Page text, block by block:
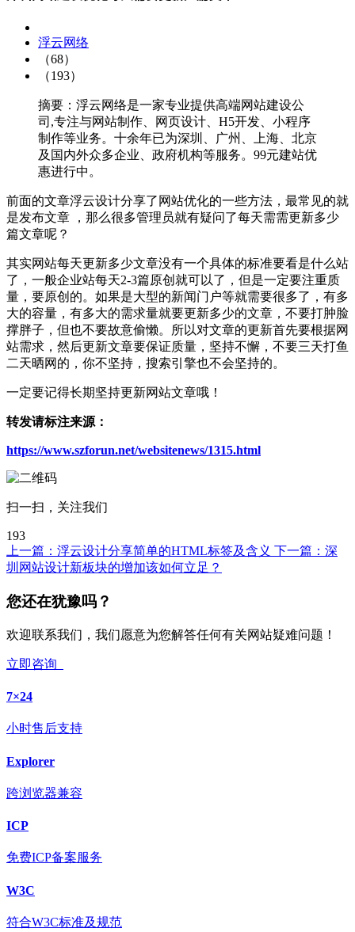
浮云网络
（68）
（193）
摘要：浮云网络是一家专业提供高端网站建设公
司,专注与网站制作、网页设计、H5开发、小程序
制作等业务。十余年已为深圳、广州、上海、北京
及国内外众多企业、政府机构等服务。99元建站优
惠进行中。
前面的文章浮云设计分享了网站优化的一些方法，最常见的就
是发布文章 ，那么很多管理员就有疑问了每天需需更新多少
篇文章呢？
其实网站每天更新多少文章没有一个具体的标准要看是什么站
了，一般企业站每天2-3篇原创就可以了，但是一定要注重质
量，要原创的。如果是大型的新闻门户等就需要很多了，有多
大的容量，有多大的需求量就要更新多少的文章，不要打肿脸
撑胖子，但也不要故意偷懒。所以对文章的更新首先要根据网
站需求，然后更新文章要保证质量，坚持不懈，不要三天打鱼
二天晒网的，你不坚持，搜索引擎也不会坚持的。
一定要记得长期坚持更新网站文章哦！
转发请标注来源：
https://www.szforun.net/websitenews/1315.html
扫一扫，关注我们
193
上一篇： 浮云设计分享简单的HTML标签及含义 下一篇： 深
圳网站设计新板块的增加该如何立足？
您还在犹豫吗？
欢迎联系我们，我们愿意为您解答任何有关网站疑难问题！
立即咨询
7×24
小时售后支持
Explorer
跨浏览器兼容
ICP
免费ICP备案服务
W3C
符合W3C标准及规范